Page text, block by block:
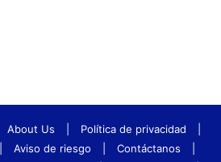
About Us Política de privacidad
Aviso de riesgo Contáctanos